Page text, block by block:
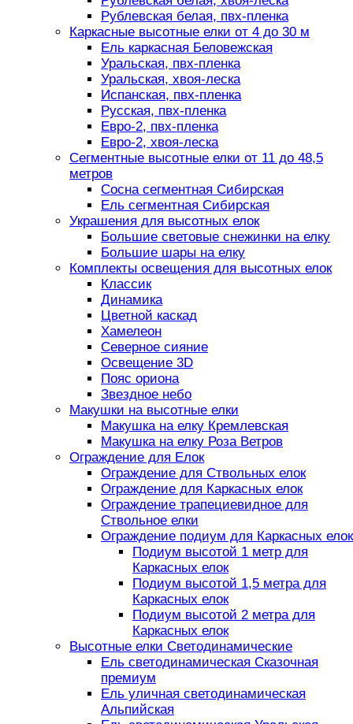
Рублевская белая, пвх-пленка
Каркасные высотные елки от 4 до 30 м
Ель каркасная Беловежская
Уральская, пвх-пленка
Уральская, хвоя-леска
Испанская, пвх-пленка
Русская, пвх-пленка
Евро-2, пвх-пленка
Евро-2, хвоя-леска
Сегментные высотные елки от 11 до 48,5
метров
Сосна сегментная Сибирская
Ель сегментная Сибирская
Украшения для высотных елок
Большие световые снежинки на елку
Большие шары на елку
Комплекты освещения для высотных елок
Классик
Динамика
Цветной каскад
Хамелеон
Северное сияние
Освещение 3D
Пояс ориона
Звездное небо
Макушки на высотные елки
Макушка на елку Кремлевская
Макушка на елку Роза Ветров
Ограждение для Елок
Ограждение для Ствольных елок
Ограждение для Каркасных елок
Ограждение трапециевидное для
Ствольное елки
Ограждение подиум для Каркасных елок
Подиум высотой 1 метр для
Каркасных елок
Подиум высотой 1,5 метра для
Каркасных елок
Подиум высотой 2 метра для
Каркасных елок
Высотные елки Светодинамические
Ель светодинамическая Сказочная
премиум
Ель уличная светодинамическая
Альпийская